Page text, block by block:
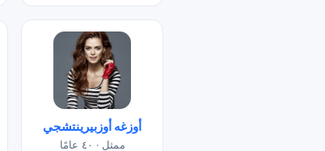
أوزغه أوزبيرينتشجي
ممثل · ٤٠ عامًا